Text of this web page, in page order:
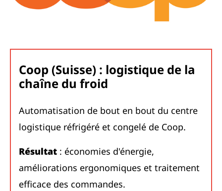
Coop (Suisse) : logistique de la
chaîne du froid
Automatisation de bout en bout du centre
logistique réfrigéré et congelé de Coop.
Résultat : économies d'énergie,
améliorations ergonomiques et traitement
efficace des commandes.